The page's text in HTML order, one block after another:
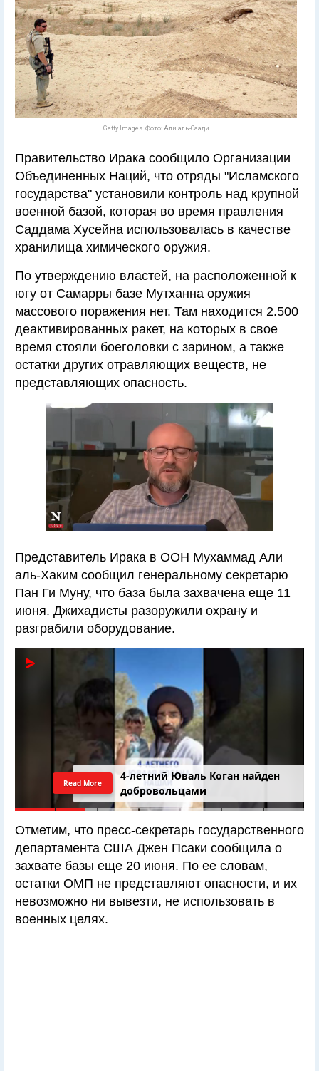
Getty Images. Фото: Али аль-Саади
Правительство Ирака сообщило Организации
Объединенных Наций, что отряды "Исламского
государства" установили контроль над крупной
военной базой, которая во время правления
Саддама Хусейна использовалась в качестве
хранилища химического оружия.
По утверждению властей, на расположенной к
югу от Самарры базе Мутханна оружия
массового поражения нет. Там находится 2.500
деактивированных ракет, на которых в свое
время стояли боеголовки с зарином, а также
остатки других отравляющих веществ, не
представляющих опасность.
Представитель Ирака в ООН Мухаммад Али
аль-Хаким сообщил генеральному секретарю
Пан Ги Муну, что база была захвачена еще 11
июня. Джихадисты разоружили охрану и
разграбили оборудование.
4-летний Юваль Коган найден
добровольцами
Read More
Отметим, что пресс-секретарь государственного
департамента США Джен Псаки сообщила о
захвате базы еще 20 июня. По ее словам,
остатки ОМП не представляют опасности, и их
невозможно ни вывезти, не использовать в
военных целях.